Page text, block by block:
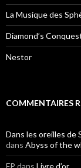
La Musique des
Diamond’s
Nestor
COMMENTAIRES
Dans les oreilles de
dans Abyss of the
FP dans Livre d’or